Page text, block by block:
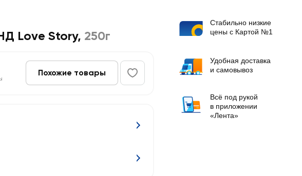
Love Story, 250г
Похожие товары
Стабильно низкие
цены с Картой №1
Удобная доставка
и самовывоз
Всё под рукой
в приложении
«Лента»